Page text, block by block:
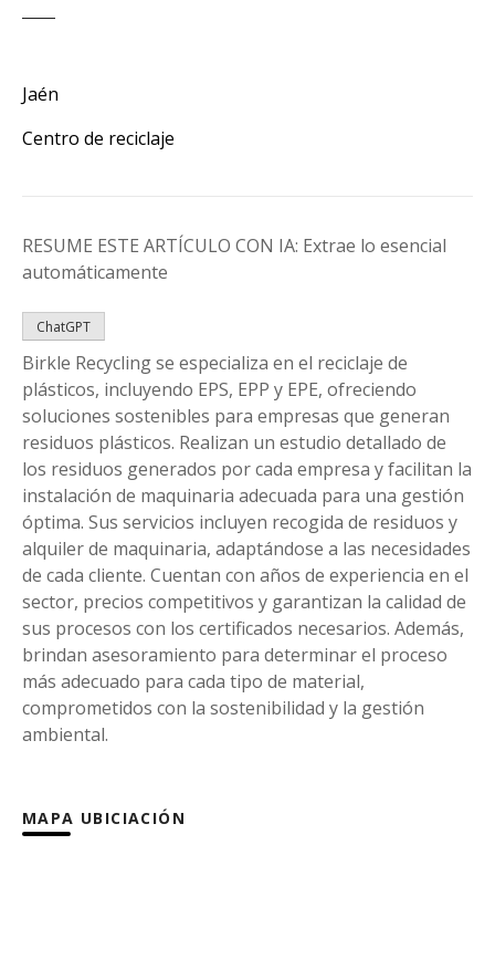
Jaén
Centro de reciclaje
RESUME ESTE ARTÍCULO CON IA: Extrae lo esencial
automáticamente
ChatGPT
Birkle Recycling se especializa en el reciclaje de
plásticos, incluyendo EPS, EPP y EPE, ofreciendo
soluciones sostenibles para empresas que generan
residuos plásticos. Realizan un estudio detallado de
los residuos generados por cada empresa y facilitan la
instalación de maquinaria adecuada para una gestión
óptima. Sus servicios incluyen recogida de residuos y
alquiler de maquinaria, adaptándose a las necesidades
de cada cliente. Cuentan con años de experiencia en el
sector, precios competitivos y garantizan la calidad de
sus procesos con los certificados necesarios. Además,
brindan asesoramiento para determinar el proceso
más adecuado para cada tipo de material,
comprometidos con la sostenibilidad y la gestión
ambiental.
MAPA UBICIACIÓN